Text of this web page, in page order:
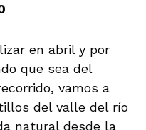
en abril y por
que sea del
vamos a
del valle del río
natural desde la